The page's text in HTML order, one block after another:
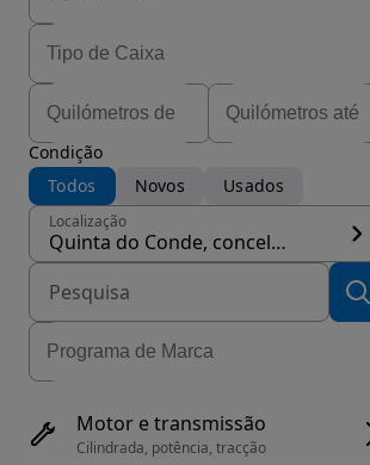
Condição
Todos
Novos Usados
Localização
Quinta do Conde, concelho Sesimbra
Motor e transmissão
Cilindrada, potência, tracção